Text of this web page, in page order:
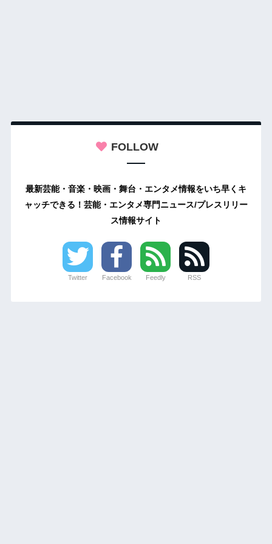
FOLLOW
最新芸能・音楽・映画・舞台・エンタメ情報をいち早くキ
ャッチできる！芸能・エンタメ専門ニュース/プレスリリー
ス情報サイト
Twitter Facebook Feedly RSS